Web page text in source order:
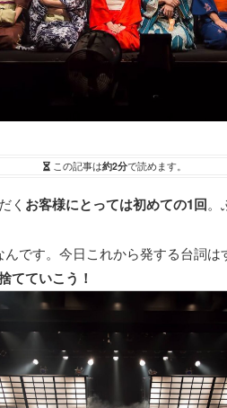
この記事は約2分で読めます。
く お客様にとっては初めての1回。
です。今日これから発する台詞
てていこう！